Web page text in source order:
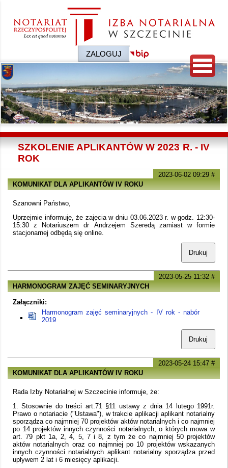
ZALOGUJ
SZKOLENIE APLIKANTÓW W 2023 R. - IV
ROK
2023-06-02 09:29 #
KOMUNIKAT DLA APLIKANTÓW IV ROKU
Szanowni Państwo,
Uprzejmie informuję, że zajęcia w dniu 03.06.2023 r. w godz. 12:30-
15:30 z Notariuszem dr Andrzejem Szeredą zamiast w formie
stacjonarnej odbędą się online.
Drukuj
2023-05-25 11:32 #
HARMONOGRAM ZAJĘĆ SEMINARYJNYCH
Załączniki:
Harmonogram zajęć seminaryjnych - IV rok - nabór
2019
Drukuj
2023-05-24 15:47 #
KOMUNIKAT DLA APLIKANTÓW IV ROKU
Rada Izby Notarialnej w Szczecinie informuje, że:
1. Stosownie do treści art.71 §11 ustawy z dnia 14 lutego 1991r.
Prawo o notariacie ("Ustawa"), w trakcie aplikacji aplikant notarialny
sporządza co najmniej 70 projektów aktów notarialnych i co najmniej
po 14 projektów innych czynności notarialnych, o których mowa w
art. 79 pkt 1a, 2, 4, 5, 7 i 8, z tym że co najmniej 50 projektów
aktów notarialnych oraz co najmniej po 10 projektów wskazanych
innych czynności notarialnych aplikant notarialny sporządza przed
upływem 2 lat i 6 miesięcy aplikacji.